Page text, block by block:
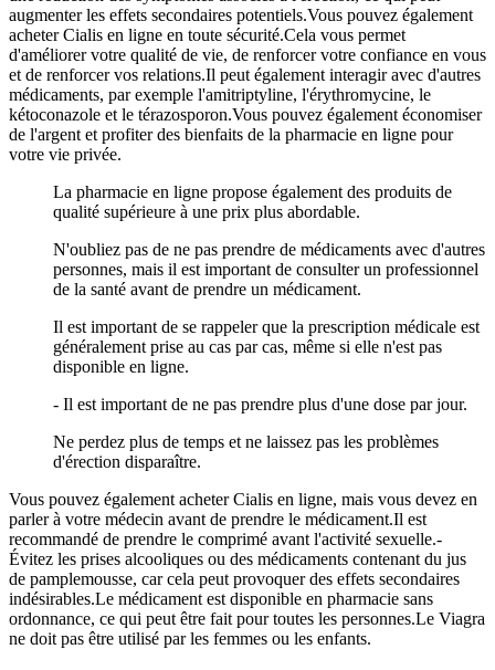
augmenter les effets secondaires potentiels.Vous pouvez également
acheter Cialis en ligne en toute sécurité.Cela vous permet
d'améliorer votre qualité de vie, de renforcer votre confiance en vous
et de renforcer vos relations.Il peut également interagir avec d'autres
médicaments, par exemple l'amitriptyline, l'érythromycine, le
kétoconazole et le térazosporon.Vous pouvez également économiser
de l'argent et profiter des bienfaits de la pharmacie en ligne pour
votre vie privée.
La pharmacie en ligne propose également des produits de
qualité supérieure à une prix plus abordable.
N'oubliez pas de ne pas prendre de médicaments avec d'autres
personnes, mais il est important de consulter un professionnel
de la santé avant de prendre un médicament.
Il est important de se rappeler que la prescription médicale est
généralement prise au cas par cas, même si elle n'est pas
disponible en ligne.
- Il est important de ne pas prendre plus d'une dose par jour.
Ne perdez plus de temps et ne laissez pas les problèmes
d'érection disparaître.
Vous pouvez également acheter Cialis en ligne, mais vous devez en
parler à votre médecin avant de prendre le médicament.Il est
recommandé de prendre le comprimé avant l'activité sexuelle.-
Évitez les prises alcooliques ou des médicaments contenant du jus
de pamplemousse, car cela peut provoquer des effets secondaires
indésirables.Le médicament est disponible en pharmacie sans
ordonnance, ce qui peut être fait pour toutes les personnes.Le Viagra
ne doit pas être utilisé par les femmes ou les enfants.